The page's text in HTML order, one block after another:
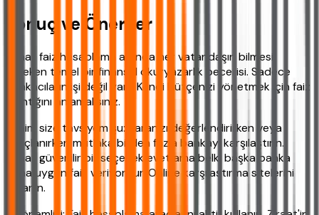
Sonuç ve Öneriler
Ziraat faiz hesaplama aslında her vatandaşın bilmesi
gereken temel bir finansal okuryazarlık becerisi. Sadece
bankacıların işi değil yani. Kendi bütçenizi yönetmek için faiz
mantığını anlamalısınız.
Benim size tavsiyem şu: Paranızı değerlendirirken veya
borçlanırken mutlaka birden fazla bankayı karşılaştırın.
Ziraat güvenilir bir seçenek evet ama belki başka banka
daha uygun faiz veriyordur. Online karşılaştırma sitelerini
kullanın.